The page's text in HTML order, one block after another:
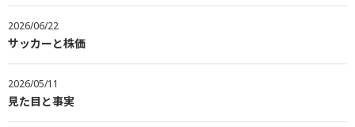
2026/06/22
サッカーと株価
2026/05/11
見た目と事実